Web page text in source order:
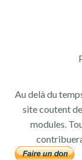
Au delà du
site coutent
modules.